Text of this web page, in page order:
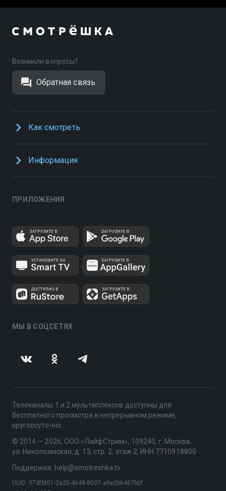
Возникли вопросы?
Обратная связь
Как смотреть
Информация
ПРИЛОЖЕНИЯ
МЫ В СОЦСЕТЯХ
Телеканалы 1 и 2 мультиплексов доступны для
бесплатного просмотра в непрерывном режиме,
круглосуточно.
© 2014 — 2026, ООО «ЛайфСтрим», 109240, г. Москва,
ул. Николоямская, д. 13, стр. 2, этаж 2, ИНН 7710918800
Поддержка: help@smotreshka.tv
UUID: 07dfbf01-2a25-46d8-8007-a9e3b6467b0f